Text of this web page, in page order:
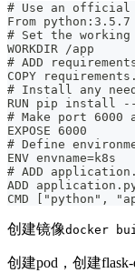
# Use an official
From python:3.5.7
# Set the
WORKDIR /app
# ADD
COPY
# Install any
RUN pip install
# Make port
EXPOSE 6000
# Define
ENV envname=k8s
# ADD
ADD
CMD ["python",
创建镜像docker
创建pod，创建flask-